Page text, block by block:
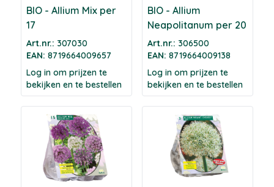
BIO - Allium Mix per
17
Art.nr.: 307030
EAN: 8719664009657
Log in om prijzen te
bekijken en te bestellen
BIO - Allium
Neapolitanum per 20
Art.nr.: 306500
EAN: 8719664009138
Log in om prijzen te
bekijken en te bestellen